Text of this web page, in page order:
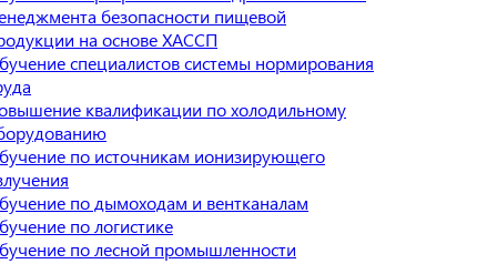
безопасности пищевой
на основе ХАССП
специалистов системы нормирования
квалификации по холодильному
по источникам ионизирующего
по дымоходам и вентканалам
по логистике
по лесной промышленности